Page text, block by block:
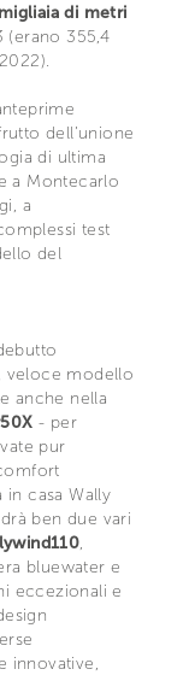
di metri
(erano 355,4
dell’unione
di ultima
a Montecarlo
a
test
del
, veloce modello
anche nella
- per
pur
in casa Wally
ben due vari
,
bluewater e
eccezionali e
innovative,